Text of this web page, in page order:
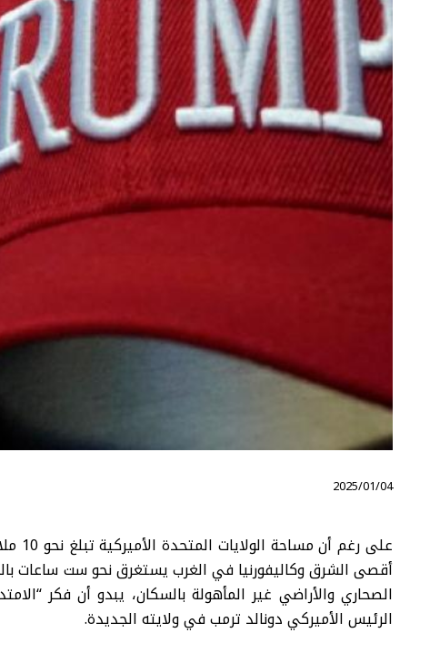
⠀ 2025/01/04
على
أقصى الشرق وكاليفورنيا في الغرب يستغرق نحو ست ساعات
الصحاري والأراضي غير المأهولة بالسكان، يبدو أن فكر
الرئيس الأميركي دونالد ترمب في ولايته الجديدة.